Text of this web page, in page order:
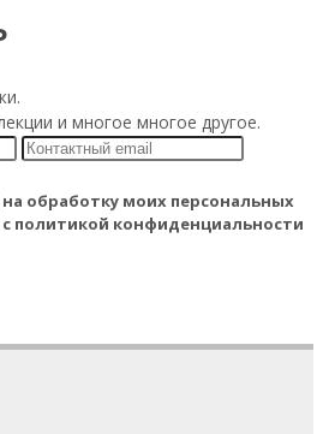
и многое многое другое.
на обработку моих персональных
политикой конфиденциальности